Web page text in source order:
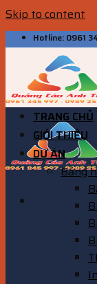
Skip to content
Hotline: 0961
TRANG CHỦ
GIỚI THIỆU
DỰ ÁN
Bảng